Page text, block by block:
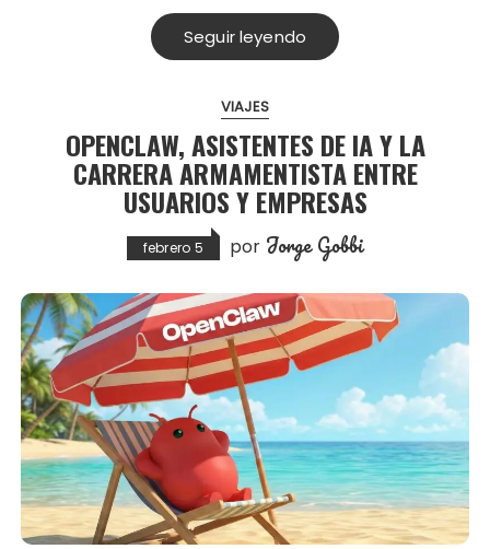
Seguir leyendo
VIAJES
OPENCLAW, ASISTENTES DE IA Y LA
CARRERA ARMAMENTISTA ENTRE
USUARIOS Y EMPRESAS
febrero 5 por Jorge Gobbi